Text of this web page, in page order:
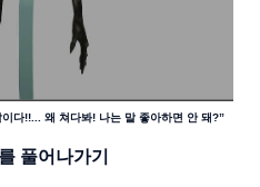
다!!... 왜 쳐다봐! 나는 말 좋아하면 안 돼?”
풀어나가기